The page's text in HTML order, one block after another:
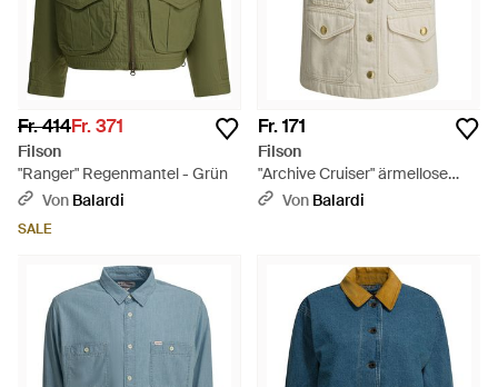
Fr. 414Fr. 371
Filson
"Ranger" Regenmantel - Grün
Von Balardi
SALE
Fr. 171
Filson
"Archive Cruiser" ärmellose
Jacke - Weiß
Von Balardi